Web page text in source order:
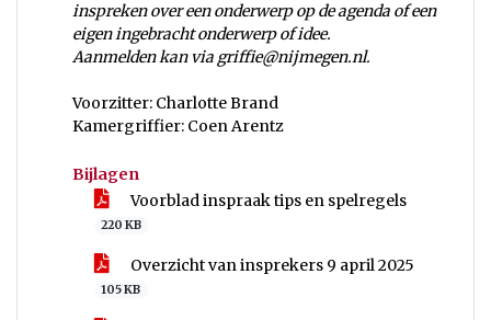
inspreken over een onderwerp op de agenda of een
eigen ingebracht onderwerp of idee.
Aanmelden kan via griffie@nijmegen.nl.
Voorzitter: Charlotte Brand
Kamergriffier: Coen Arentz
Bijlagen
Voorblad inspraak tips en spelregels
220 KB
Overzicht van insprekers 9 april 2025
105 KB